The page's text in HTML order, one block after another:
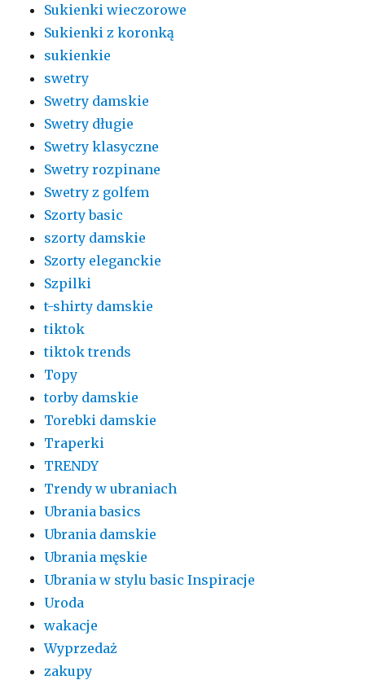
Sukienki wieczorowe
Sukienki z koronką
sukienkie
swetry
Swetry damskie
Swetry długie
Swetry klasyczne
Swetry rozpinane
Swetry z golfem
Szorty basic
szorty damskie
Szorty eleganckie
Szpilki
t-shirty damskie
tiktok
tiktok trends
Topy
torby damskie
Torebki damskie
Traperki
TRENDY
Trendy w ubraniach
Ubrania basics
Ubrania damskie
Ubrania męskie
Ubrania w stylu basic Inspiracje
Uroda
wakacje
Wyprzedaż
zakupy